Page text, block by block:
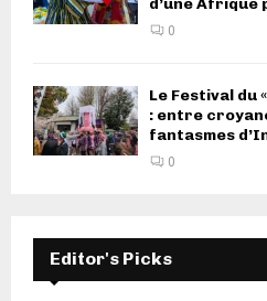
d’une Afrique
0
Le Festival du
: entre
fantasmes
0
Editor's Picks